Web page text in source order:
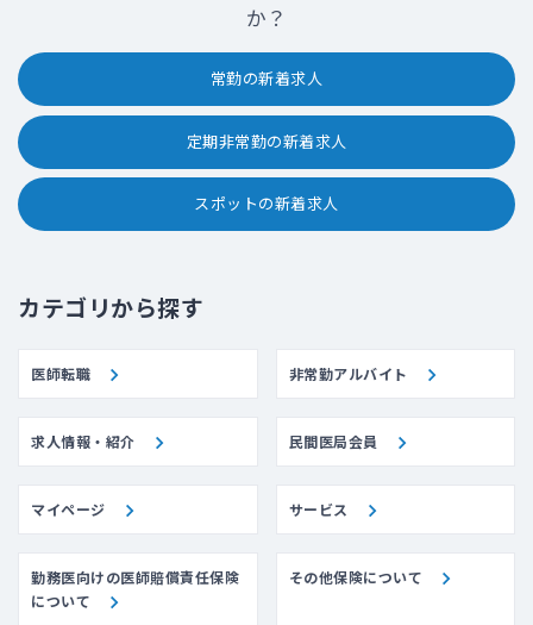
か？
常勤の新着求人
定期非常勤の新着求人
スポットの新着求人
カテゴリから探す
医師転職 非常勤アルバイト
求人情報・紹介 民間医局会員
マイページ サービス
勤務医向けの医師賠償責任保険
について
その他保険について